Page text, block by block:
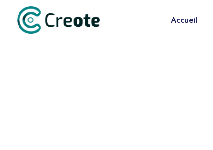
Accueil